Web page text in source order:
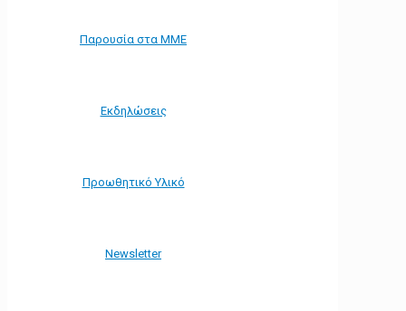
Παρουσία στα ΜΜΕ
Εκδηλώσεις
Προωθητικό Υλικό
Νewsletter